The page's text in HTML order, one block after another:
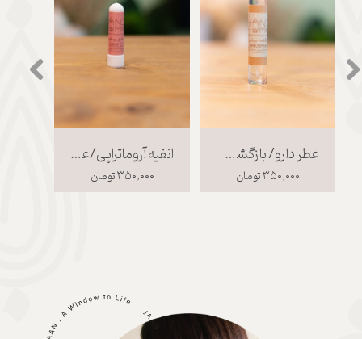
انفیه آروماتراپی/عشق رو راه بده
۳۵۰,۰۰۰ تومان
عطر دارو/ بازگشت بویایی
۳۵۰,۰۰۰ تومان